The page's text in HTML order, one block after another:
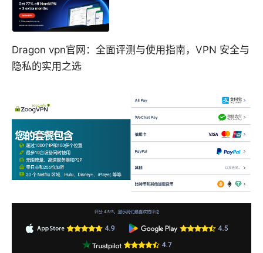
Dragon vpn官网：全面评测与使用指南，VPN 安全与
隐私的实用之选